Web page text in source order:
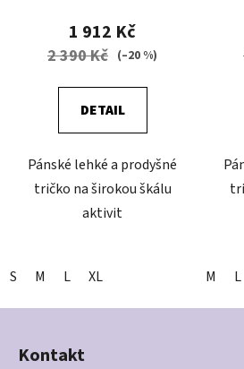
1 912 Kč
2 390 Kč (–20 %)
DETAIL
Pánské lehké a prodyšné
tričko na širokou škálu
aktivit
S M L XL M L
Z
Kontakt